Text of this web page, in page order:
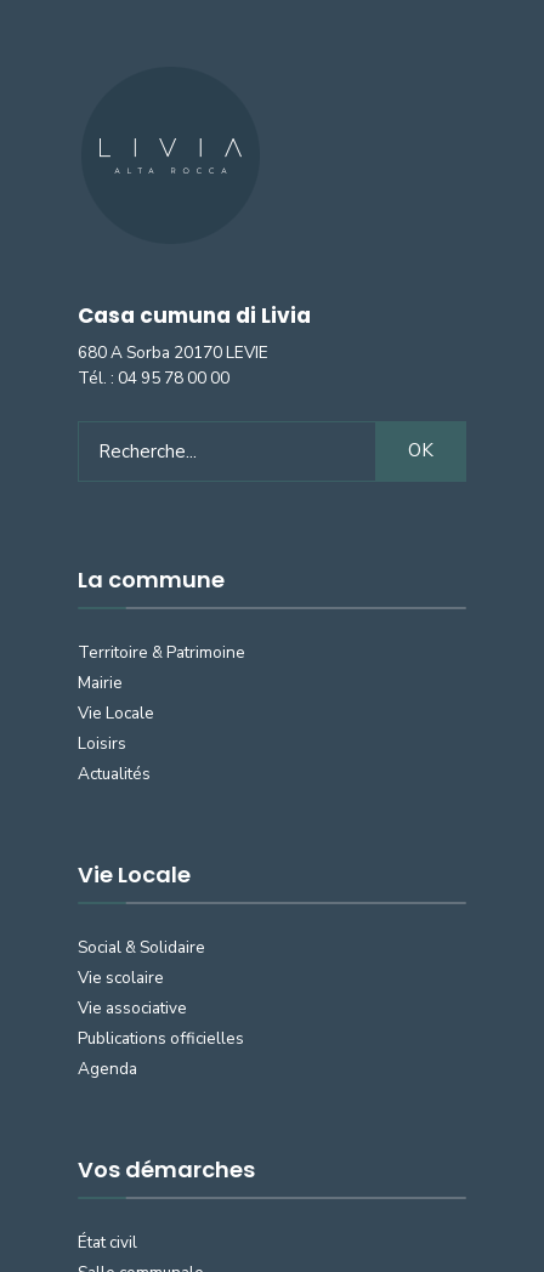
Casa cumuna di Livia
680 A Sorba 20170 LEVIE
Tél. : 04 95 78 00 00
OK
La commune
Territoire & Patrimoine
Mairie
Vie Locale
Loisirs
Actualités
Vie Locale
Social & Solidaire
Vie scolaire
Vie associative
Publications officielles
Agenda
Vos démarches
État civil